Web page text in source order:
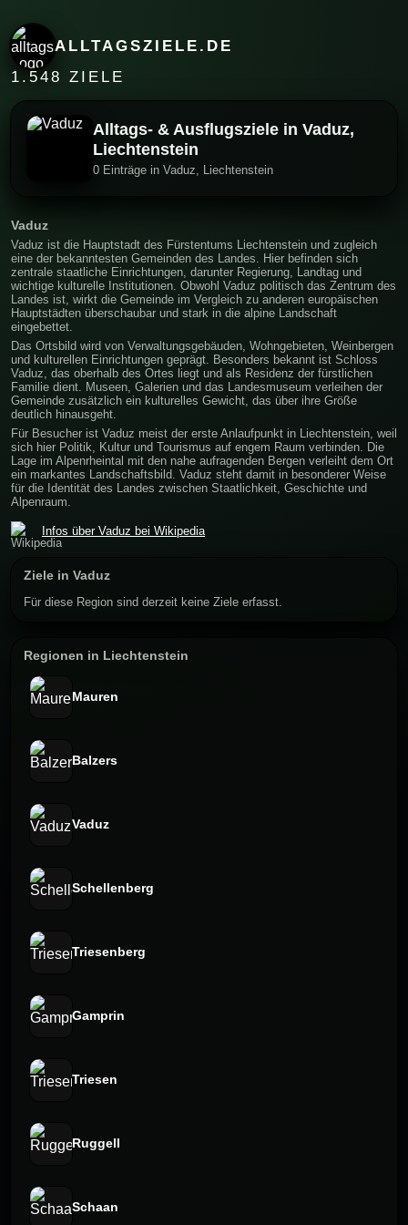
ALLTAGSZIELE.DE
1.548 ZIELE
Alltags- & Ausflugsziele in Vaduz,
Liechtenstein
0 Einträge in Vaduz, Liechtenstein
Vaduz
Vaduz ist die Hauptstadt des Fürstentums Liechtenstein und zugleich
eine der bekanntesten Gemeinden des Landes. Hier befinden sich
zentrale staatliche Einrichtungen, darunter Regierung, Landtag und
wichtige kulturelle Institutionen. Obwohl Vaduz politisch das Zentrum des
Landes ist, wirkt die Gemeinde im Vergleich zu anderen europäischen
Hauptstädten überschaubar und stark in die alpine Landschaft
eingebettet.
Das Ortsbild wird von Verwaltungsgebäuden, Wohngebieten, Weinbergen
und kulturellen Einrichtungen geprägt. Besonders bekannt ist Schloss
Vaduz, das oberhalb des Ortes liegt und als Residenz der fürstlichen
Familie dient. Museen, Galerien und das Landesmuseum verleihen der
Gemeinde zusätzlich ein kulturelles Gewicht, das über ihre Größe
deutlich hinausgeht.
Für Besucher ist Vaduz meist der erste Anlaufpunkt in Liechtenstein, weil
sich hier Politik, Kultur und Tourismus auf engem Raum verbinden. Die
Lage im Alpenrheintal mit den nahe aufragenden Bergen verleiht dem Ort
ein markantes Landschaftsbild. Vaduz steht damit in besonderer Weise
für die Identität des Landes zwischen Staatlichkeit, Geschichte und
Alpenraum.
Infos über Vaduz bei Wikipedia
Ziele in Vaduz
Für diese Region sind derzeit keine Ziele erfasst.
Regionen in Liechtenstein
Mauren
Balzers
Vaduz
Schellenberg
Triesenberg
Gamprin
Triesen
Ruggell
Schaan